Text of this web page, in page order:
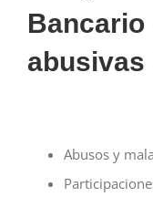
abusivas
Abusos y